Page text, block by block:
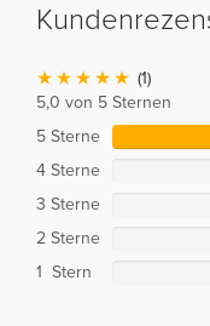
(1)
5,0 von 5 Sternen
5 Sterne
4 Sterne
3 Sterne
2 Sterne
1 Stern